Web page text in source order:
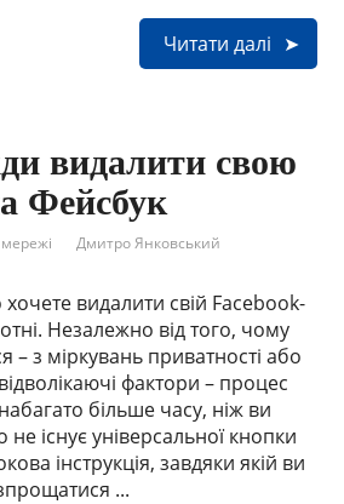
Читати далі
видалити свою
Фейсбук
Дмитро Янковський
видалити свій Facebook-
Незалежно від того, чому
– з міркувань приватності або
фактори – процес
більше часу, ніж ви
існує універсальної кнопки
інструкція, завдяки якій ви
...